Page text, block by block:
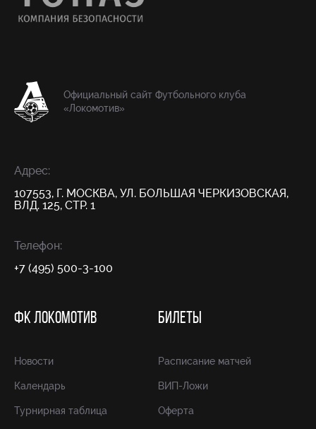
Официальный сайт Футбольного клуба
«Локомотив»
Адрес:
107553, Г. МОСКВА, УЛ. БОЛЬШАЯ ЧЕРКИЗОВСКАЯ,
ВЛД. 125, СТР. 1
Телефон:
+7 (495) 500-3-100
ФК ЛОКОМОТИВ
Новости
Календарь
Турнирная таблица
БИЛЕТЫ
Расписание матчей
ВИП-Ложи
Оферта